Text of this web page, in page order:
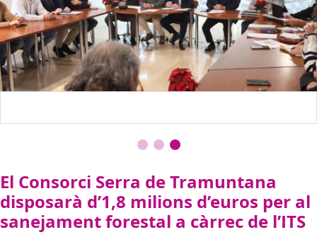
El Consorci Serra de Tramuntana
disposarà d’1,8 milions d’euros per al
sanejament forestal a càrrec de l’ITS